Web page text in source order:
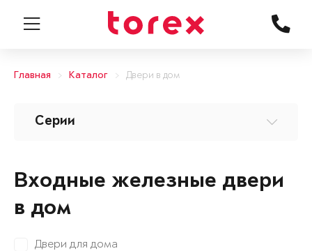
Главная Каталог Двери в дом
Серии
Входные железные двери
в дом
Двери для дома